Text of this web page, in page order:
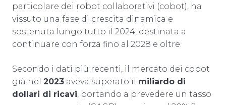
particolare dei robot collaborativi (cobot), ha
vissuto una fase di crescita dinamica e
sostenuta lungo tutto il 2024, destinata a
continuare con forza fino al 2028 e oltre.
Secondo i dati più recenti, il mercato dei cobot
già nel 2023 aveva superato il miliardo di
dollari di ricavi, portando a prevedere un tasso